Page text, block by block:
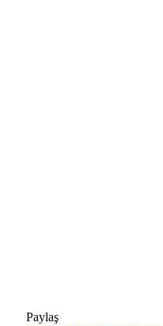
Paylaş